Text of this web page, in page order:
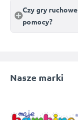
Czy gry
pomocy?
Nasze marki